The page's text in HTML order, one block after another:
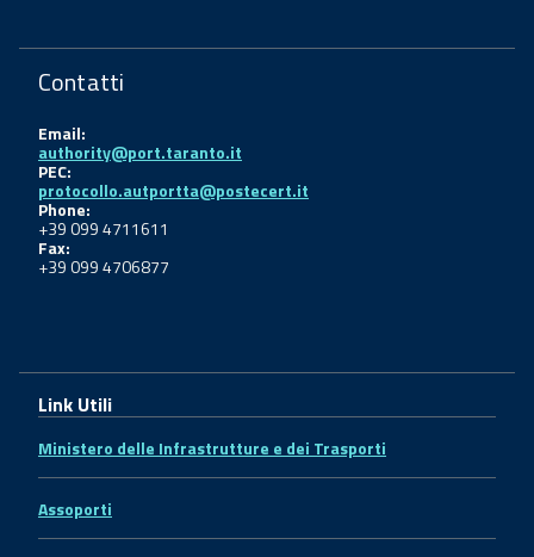
Contatti
Email:
authority@port.taranto.it
PEC:
protocollo.autportta@postecert.it
Phone:
+39 099 4711611
Fax:
+39 099 4706877
Link Utili
Ministero delle Infrastrutture e dei Trasporti
Assoporti